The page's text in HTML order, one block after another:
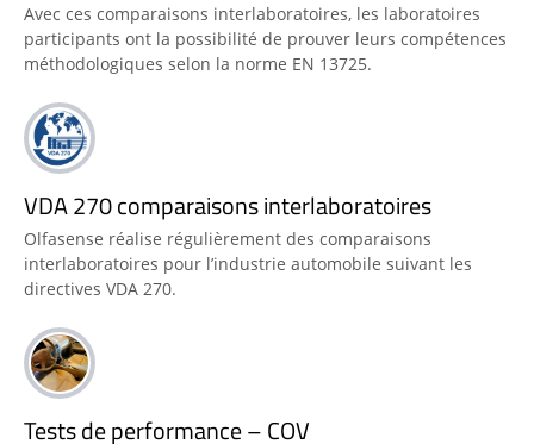
Avec ces comparaisons interlaboratoires, les laboratoires
participants ont la possibilité de prouver leurs compétences
méthodologiques selon la norme EN 13725.
VDA 270 comparaisons interlaboratoires
Olfasense réalise régulièrement des comparaisons
interlaboratoires pour l’industrie automobile suivant les
directives VDA 270.
Tests de performance – COV